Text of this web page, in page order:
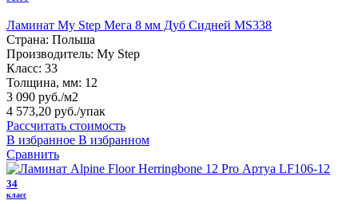
Ламинат My Step Мега 8 мм Дуб Сидней MS338
Страна: Польша
Производитель: My Step
Класс: 33
Толщина, мм: 12
3 090 руб./м2
4 573,20 руб./упак
Рассчитать стоимость
В избранное В избранном
Сравнить
34
класс